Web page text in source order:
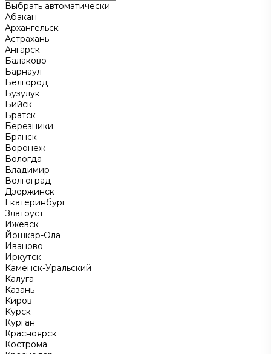
Выбрать автоматически
Абакан
Архангельск
Астрахань
Ангарск
Балаково
Барнаул
Белгород
Бузулук
Бийск
Братск
Березники
Брянск
Воронеж
Вологда
Владимир
Волгоград
Дзержинск
Екатеринбург
Златоуст
Ижевск
Йошкар-Ола
Иваново
Иркутск
Каменск-Уральский
Калуга
Казань
Киров
Курск
Курган
Красноярск
Кострома